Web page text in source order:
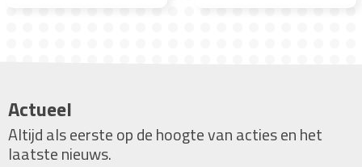
Actueel
Altijd als eerste op de hoogte van acties en het
laatste nieuws.